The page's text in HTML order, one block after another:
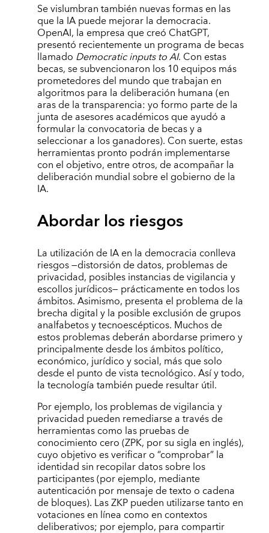
Se vislumbran también nuevas formas en las
que la IA puede mejorar la democracia.
OpenAI, la empresa que creó ChatGPT,
presentó recientemente un programa de becas
llamado Democratic inputs to AI. Con estas
becas, se subvencionaron los 10 equipos más
prometedores del mundo que trabajan en
algoritmos para la deliberación humana (en
aras de la transparencia: yo formo parte de la
junta de asesores académicos que ayudó a
formular la convocatoria de becas y a
seleccionar a los ganadores). Con suerte, estas
herramientas pronto podrán implementarse
con el objetivo, entre otros, de acompañar la
deliberación mundial sobre el gobierno de la
IA.
Abordar los riesgos
La utilización de IA en la democracia conlleva
riesgos —distorsión de datos, problemas de
privacidad, posibles instancias de vigilancia y
escollos jurídicos— prácticamente en todos los
ámbitos. Asimismo, presenta el problema de la
brecha digital y la posible exclusión de grupos
analfabetos y tecnoescépticos. Muchos de
estos problemas deberán abordarse primero y
principalmente desde los ámbitos político,
económico, jurídico y social, más que solo
desde el punto de vista tecnológico. Así y todo,
la tecnología también puede resultar útil.
Por ejemplo, los problemas de vigilancia y
privacidad pueden remediarse a través de
herramientas como las pruebas de
conocimiento cero (ZPK, por su sigla en inglés),
cuyo objetivo es verificar o “comprobar” la
identidad sin recopilar datos sobre los
participantes (por ejemplo, mediante
autenticación por mensaje de texto o cadena
de bloques). Las ZKP pueden utilizarse tanto en
votaciones en línea como en contextos
deliberativos; por ejemplo, para compartir